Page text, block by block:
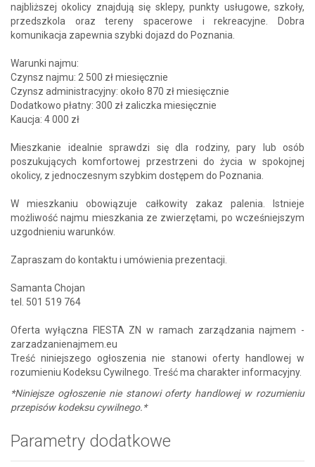
najbliższej okolicy znajdują się sklepy, punkty usługowe, szkoły,
przedszkola oraz tereny spacerowe i rekreacyjne. Dobra
komunikacja zapewnia szybki dojazd do Poznania.
Warunki najmu:
Czynsz najmu: 2 500 zł miesięcznie
Czynsz administracyjny: około 870 zł miesięcznie
Dodatkowo płatny: 300 zł zaliczka miesięcznie
Kaucja: 4 000 zł
Mieszkanie idealnie sprawdzi się dla rodziny, pary lub osób
poszukujących komfortowej przestrzeni do życia w spokojnej
okolicy, z jednoczesnym szybkim dostępem do Poznania.
W mieszkaniu obowiązuje całkowity zakaz palenia. Istnieje
możliwość najmu mieszkania ze zwierzętami, po wcześniejszym
uzgodnieniu warunków.
Zapraszam do kontaktu i umówienia prezentacji.
Samanta Chojan
tel. 501 519 764
Oferta wyłączna FIESTA ZN w ramach zarządzania najmem -
zarzadzanienajmem.eu
Treść niniejszego ogłoszenia nie stanowi oferty handlowej w
rozumieniu Kodeksu Cywilnego. Treść ma charakter informacyjny.
*Niniejsze ogłoszenie nie stanowi oferty handlowej w rozumieniu
przepisów kodeksu cywilnego.*
Parametry dodatkowe